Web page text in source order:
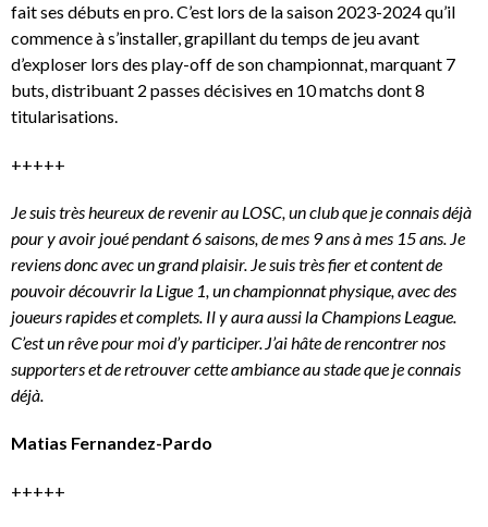
fait ses débuts en pro. C’est lors de la saison 2023-2024 qu’il
commence à s’installer, grapillant du temps de jeu avant
d’exploser lors des play-off de son championnat, marquant 7
buts, distribuant 2 passes décisives en 10 matchs dont 8
titularisations.
+++++
Je suis très heureux de revenir au LOSC, un club que je connais déjà
pour y avoir joué pendant 6 saisons, de mes 9 ans à mes 15 ans. Je
reviens donc avec un grand plaisir. Je suis très fier et content de
pouvoir découvrir la Ligue 1, un championnat physique, avec des
joueurs rapides et complets. Il y aura aussi la Champions League.
C’est un rêve pour moi d’y participer. J’ai hâte de rencontrer nos
supporters et de retrouver cette ambiance au stade que je connais
déjà.
Matias Fernandez-Pardo
+++++